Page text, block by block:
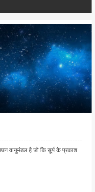
वायुमंडल है जो कि सूर्य के प्रकाश